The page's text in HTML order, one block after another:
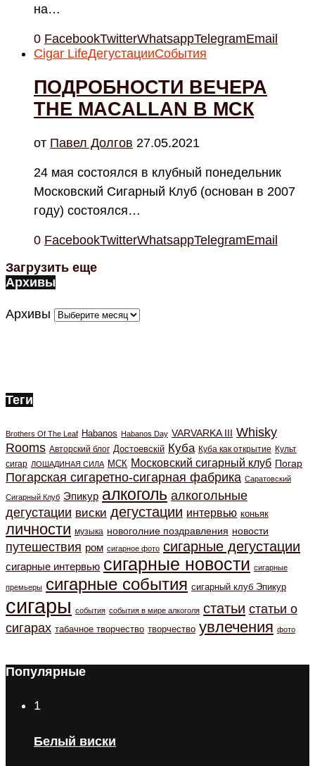
на…
0 FacebookTwitterWhatsappTelegramEmail
Cigar LifeДегустацииСобытия
ПОДРОБНОСТИ ВЕЧЕРА
THE MACALLAN В МСК
от Павел Долгов 27.05.2021
24 мая состоялся в клубный понедельник
Московский Сигарный Клуб (основан в 2007
году) состоялся…
0 FacebookTwitterWhatsappTelegramEmail
Загрузить еще
Архивы
Архивы
Теги
Brothers Of The Leaf Habanos Habanos Day VARVARKA III Whisky
Rooms Авторский блог Достоевскiй Куба Куба как открытие Культ
сигар ЛОШАДИНАЯ СИЛА МСК Московский сигарный клуб Погар
Погарская сигаретно-сигарная фабрика Саратовский
Сигарный Клуб Эпикур алкоголь алкогольные
дегустации виски дегустации интервью коньяк
личности музыка новоголние поздравления новости
путешествия ром сигарное фото сигарные дегустации
сигарные интервью сигарные новости сигарные
премьеры сигарные события сигарный клуб Эпикур
сигары события события в мире алкоголя статьи статьи о
сигарах табачное творчество творчество увлечения фото
Популярные
1
Белый виски